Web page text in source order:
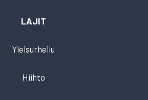
LAJIT
Yleisurheilu
Hiihto